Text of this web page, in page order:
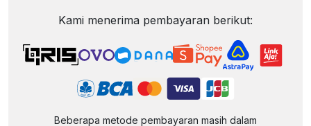
Kami menerima pembayaran berikut:
Beberapa metode pembayaran masih dalam